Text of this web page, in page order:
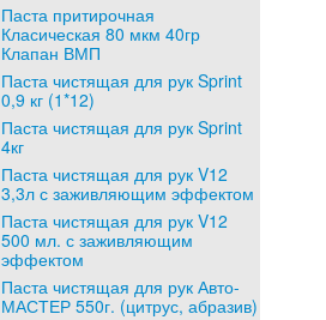
Паста притирочная
Класическая 80 мкм 40гр
Клапан ВМП
Паста чистящая для рук Sprint
0,9 кг (1*12)
Паста чистящая для рук Sprint
4кг
Паста чистящая для рук V12
3,3л с заживляющим эффектом
Паста чистящая для рук V12
500 мл. с заживляющим
эффектом
Паста чистящая для рук Авто-
МАСТЕР 550г. (цитрус, абразив)